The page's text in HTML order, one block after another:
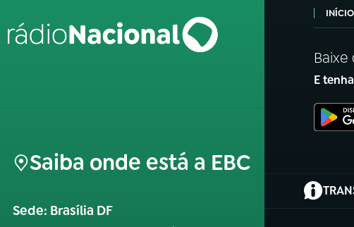
Saiba onde está a EBC
Sede: Brasília DF
INÍCIO
E
(abre